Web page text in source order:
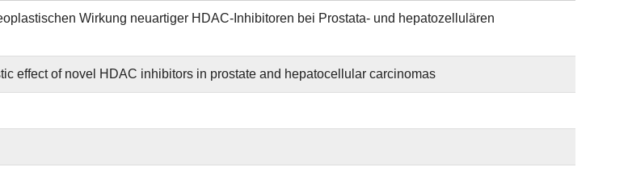
Wirkung neuartiger HDAC-Inhibitoren bei Prostata- und hepatozellulären
effect of novel HDAC inhibitors in prostate and hepatocellular carcinomas